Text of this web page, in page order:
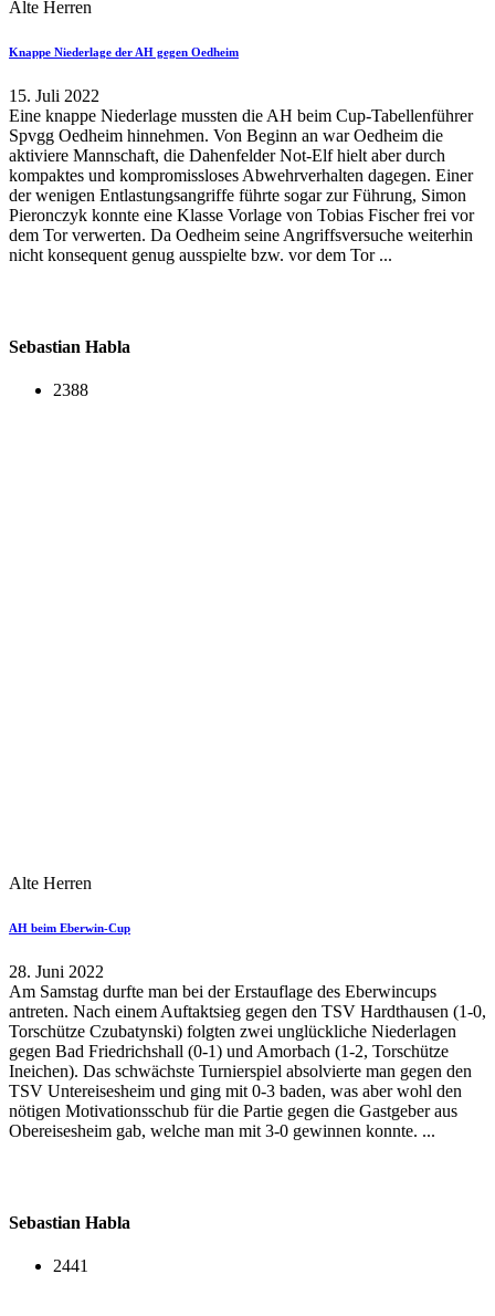
Alte Herren
Knappe Niederlage der AH gegen Oedheim
15. Juli 2022
Eine knappe Niederlage mussten die AH beim Cup-Tabellenführer
Spvgg Oedheim hinnehmen. Von Beginn an war Oedheim die
aktiviere Mannschaft, die Dahenfelder Not-Elf hielt aber durch
kompaktes und kompromissloses Abwehrverhalten dagegen. Einer
der wenigen Entlastungsangriffe führte sogar zur Führung, Simon
Pieronczyk konnte eine Klasse Vorlage von Tobias Fischer frei vor
dem Tor verwerten. Da Oedheim seine Angriffsversuche weiterhin
nicht konsequent genug ausspielte bzw. vor dem Tor ...
Sebastian Habla
2388
Alte Herren
AH beim Eberwin-Cup
28. Juni 2022
Am Samstag durfte man bei der Erstauflage des Eberwincups
antreten. Nach einem Auftaktsieg gegen den TSV Hardthausen (1-0,
Torschütze Czubatynski) folgten zwei unglückliche Niederlagen
gegen Bad Friedrichshall (0-1) und Amorbach (1-2, Torschütze
Ineichen). Das schwächste Turnierspiel absolvierte man gegen den
TSV Untereisesheim und ging mit 0-3 baden, was aber wohl den
nötigen Motivationsschub für die Partie gegen die Gastgeber aus
Obereisesheim gab, welche man mit 3-0 gewinnen konnte. ...
Sebastian Habla
2441